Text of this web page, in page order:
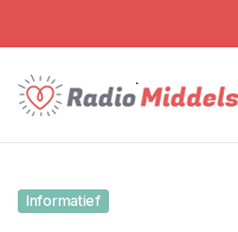
Informatief